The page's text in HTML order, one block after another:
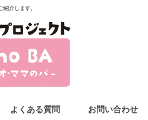
介します。
よくある質問 お問い合わせ